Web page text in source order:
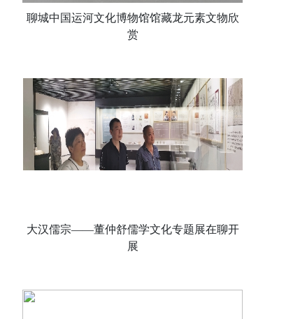
聊城中国运河文化博物馆馆藏龙元素文物欣
赏
大汉儒宗——董仲舒儒学文化专题展在聊开
展